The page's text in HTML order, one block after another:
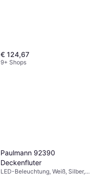
€ 124,67
9+ Shops
Paulmann 92390
Deckenfluter
LED-Beleuchtung, Weiß, Silber,